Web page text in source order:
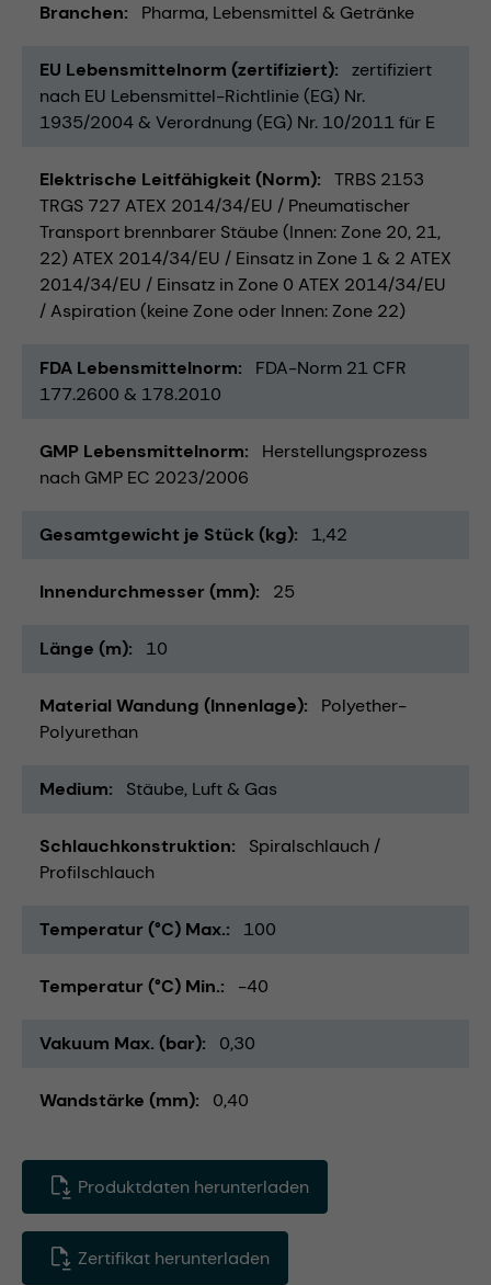
Branchen Pharma Lebensmittel & Getränke
EU Lebensmittelnorm (zertifiziert)
zertifiziert
nach EU Lebensmittel-Richtlinie (EG) Nr.
1935/2004 & Verordnung (EG) Nr. 10/2011 für E
Elektrische Leitfähigkeit (Norm)
TRBS 2153
TRGS 727 ATEX 2014/34/EU / Pneumatischer
Transport brennbarer Stäube (Innen: Zone 20, 21,
22) ATEX 2014/34/EU / Einsatz in Zone 1 & 2 ATEX
2014/34/EU / Einsatz in Zone 0 ATEX 2014/34/EU
/ Aspiration (keine Zone oder Innen: Zone 22)
FDA Lebensmittelnorm
FDA-Norm 21 CFR
177.2600 & 178.2010
GMP Lebensmittelnorm
Herstellungsprozess
nach GMP EC 2023/2006
Gesamtgewicht je Stück (kg) 1,42
Innendurchmesser (mm) 25
Länge (m) 10
Material Wandung (Innenlage)
Polyether-
Polyurethan
Medium Stäube Luft & Gas
Schlauchkonstruktion
Spiralschlauch /
Profilschlauch
Temperatur (°C) Max. 100
Temperatur (°C) Min. -40
Vakuum Max. (bar) 0,30
Wandstärke (mm) 0,40
Produktdaten herunterladen
Zertifikat herunterladen